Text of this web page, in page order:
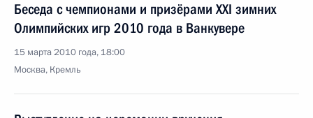
Беседа с чемпионами и призёрами XXI зимних
Олимпийских игр 2010 года в Ванкувере
15 марта 2010 года, 18:00
Москва, Кремль